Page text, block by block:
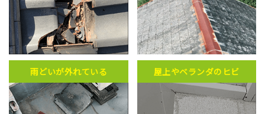
雨どいが外れている 屋上やベランダのヒビ